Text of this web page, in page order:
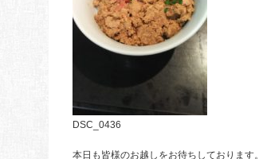
DSC_0436
本日も皆様のお越しをお待ちしております。